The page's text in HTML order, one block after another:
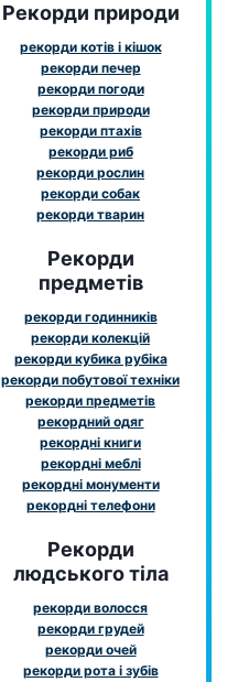
Рекорди природи
рекорди котів і кішок
рекорди печер
рекорди погоди
рекорди природи
рекорди птахів
рекорди риб
рекорди рослин
рекорди собак
рекорди тварин
Рекорди
предметів
рекорди годинників
рекорди колекцій
рекорди кубика рубіка
рекорди побутової техніки
рекорди предметів
рекордний одяг
рекордні книги
рекордні меблі
рекордні монументи
рекордні телефони
Рекорди
людського тіла
рекорди волосся
рекорди грудей
рекорди очей
рекорди рота і зубів